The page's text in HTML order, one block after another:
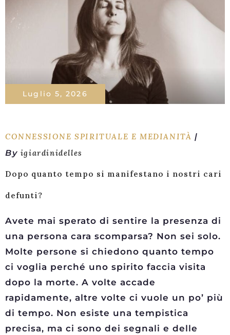
Luglio 5, 2026
CONNESSIONE SPIRITUALE E MEDIANITÀ
By igiardinidelles
Dopo quanto tempo si manifestano i nostri cari
defunti?
Avete mai sperato di sentire la presenza di
una persona cara scomparsa? Non sei solo.
Molte persone si chiedono quanto tempo
ci voglia perché uno spirito faccia visita
dopo la morte. A volte accade
rapidamente, altre volte ci vuole un po’ più
di tempo. Non esiste una tempistica
precisa, ma ci sono dei segnali e delle